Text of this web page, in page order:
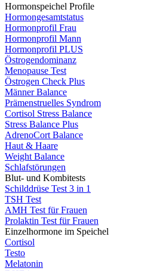
Hormonspeichel Profile
Hormongesamtstatus
Hormonprofil Frau
Hormonprofil Mann
Hormonprofil PLUS
Östrogendominanz
Menopause Test
Östrogen Check Plus
Männer Balance
Prämenstruelles Syndrom
Cortisol Stress Balance
Stress Balance Plus
AdrenoCort Balance
Haut & Haare
Weight Balance
Schlafstörungen
Blut- und Kombitests
Schilddrüse Test 3 in 1
TSH Test
AMH Test für Frauen
Prolaktin Test für Frauen
Einzelhormone im Speichel
Cortisol
Testo
Melatonin